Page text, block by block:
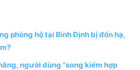
phòng hộ tại Bình Định bị đốn hạ,
người dùng “song kiếm hợp